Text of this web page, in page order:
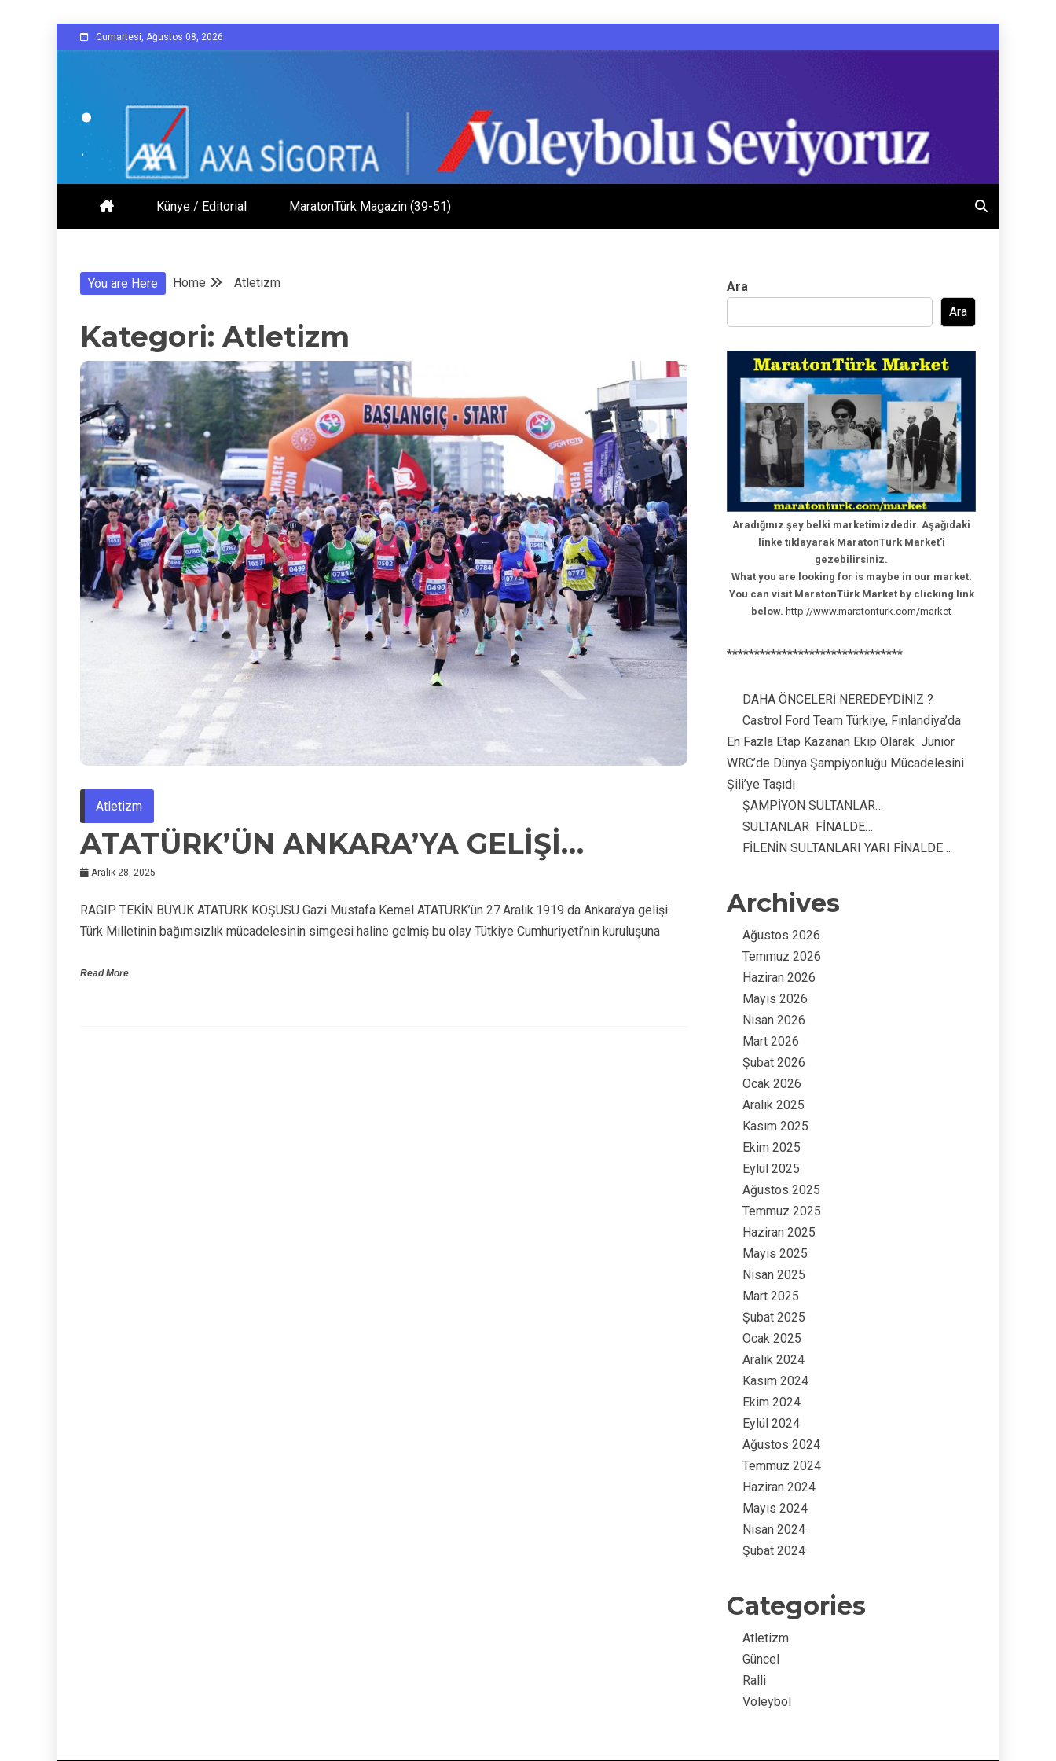
to
Cumartesi, Ağustos 08, 2026
.
.
Künye / Editorial MaratonTürk Magazin (39-51)
You are Here Home Atletizm
Kategori: Atletizm
Atletizm
ATATÜRK’ÜN ANKARA’YA GELİŞİ…
Aralık 28, 2025
RAGIP TEKİN BÜYÜK ATATÜRK KOŞUSU Gazi Mustafa Kemel ATATÜRK’ün 27.Aralık.1919 da Ankara’ya gelişi
Türk Milletinin bağımsızlık mücadelesinin simgesi haline gelmiş bu olay Tütkiye Cumhuriyeti’nin kuruluşuna
Read More
Ara
Ara
Aradığınız şey belki marketimizdedir. Aşağıdaki
linke tıklayarak MaratonTürk Market'i
gezebilirsiniz.
What you are looking for is maybe in our market.
You can visit MaratonTürk Market by clicking link
below. http://www.maratonturk.com/market
********************************
DAHA ÖNCELERİ NEREDEYDİNİZ ?
Castrol Ford Team Türkiye, Finlandiya’da
En Fazla Etap Kazanan Ekip Olarak Junior
WRC’de Dünya Şampiyonluğu Mücadelesini
Şili’ye Taşıdı
ŞAMPİYON SULTANLAR…
SULTANLAR FİNALDE…
FİLENİN SULTANLARI YARI FİNALDE…
Archives
Ağustos 2026
Temmuz 2026
Haziran 2026
Mayıs 2026
Nisan 2026
Mart 2026
Şubat 2026
Ocak 2026
Aralık 2025
Kasım 2025
Ekim 2025
Eylül 2025
Ağustos 2025
Temmuz 2025
Haziran 2025
Mayıs 2025
Nisan 2025
Mart 2025
Şubat 2025
Ocak 2025
Aralık 2024
Kasım 2024
Ekim 2024
Eylül 2024
Ağustos 2024
Temmuz 2024
Haziran 2024
Mayıs 2024
Nisan 2024
Şubat 2024
Categories
Atletizm
Güncel
Ralli
Voleybol